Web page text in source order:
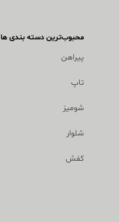
محبوب‌ترین دسته بندی ها
پیراهن
تاپ
شومیز
شلوار
کفش